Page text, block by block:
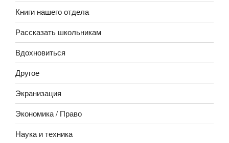
Книги нашего отдела
Рассказать школьникам
Вдохновиться
Другое
Экранизация
Экономика / Право
Наука и техника